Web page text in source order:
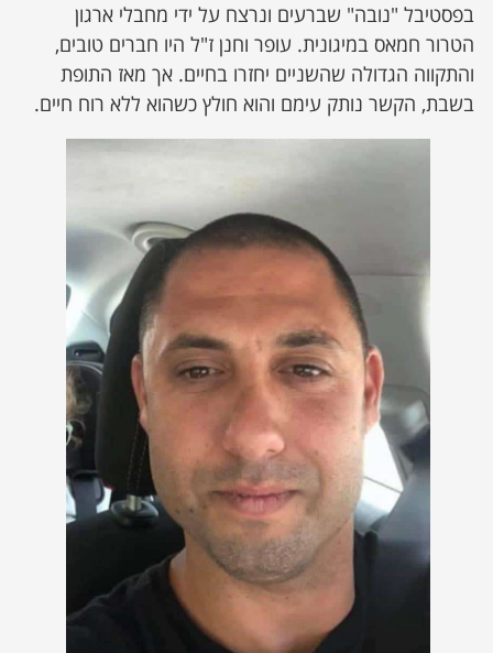
בפסטיבל "נובה" שברעים ונרצח על ידי מחבלי ארגון
הטרור חמאס במיגונית. עופר וחנן ז"ל היו חברים טובים,
והתקווה הגדולה שהשניים יחזרו בחיים. אך מאז התופת
בשבת, הקשר נותק עימם והוא חולץ כשהוא ללא רוח חיים.